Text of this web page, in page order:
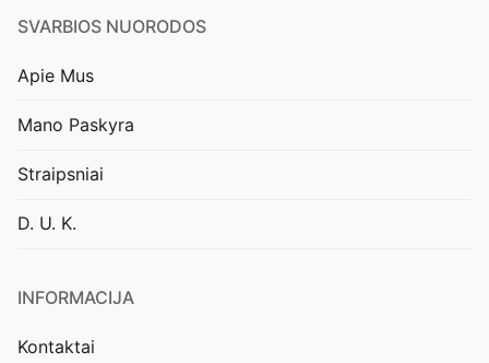
SVARBIOS NUORODOS
Apie Mus
Mano Paskyra
Straipsniai
D. U. K.
INFORMACIJA
Kontaktai